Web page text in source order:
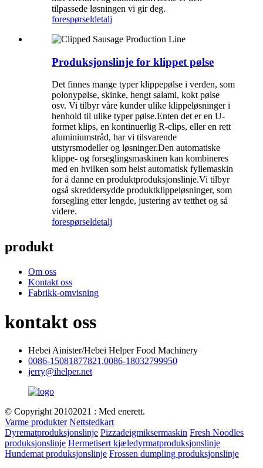
tilpassede løsningen vi gir deg.
forespørseldetalj
Produksjonslinje for klippet pølse
Det finnes mange typer klippepølse i verden, som
polonypølse, skinke, hengt salami, kokt pølse
osv. Vi tilbyr våre kunder ulike klippeløsninger i
henhold til ulike typer pølse.Enten det er en U-
formet klips, en kontinuerlig R-clips, eller en rett
aluminiumstråd, har vi tilsvarende
utstyrsmodeller og løsninger.Den automatiske
klippe- og forseglingsmaskinen kan kombineres
med en hvilken som helst automatisk fyllemaskin
for å danne en produktproduksjonslinje.Vi tilbyr
også skreddersydde produktklippeløsninger, som
forsegling etter lengde, justering av tetthet og så
videre.
forespørseldetalj
produkt
Om oss
Kontakt oss
Fabrikk-omvisning
kontakt oss
Hebei Ainister/Hebei Helper Food Machinery
0086-15081877821,0086-18032799950
jerry@ihelper.net
© Copyright 20102021 : Med enerett.
Varme produkter Nettstedkart
Dyrematproduksjonslinje Pizzadeigmiksermaskin Fresh Noodles
produksjonslinje Hermetisert kjæledyrmatproduksjonslinje
Hundemat produksjonslinje Frossen dumpling produksjonslinje